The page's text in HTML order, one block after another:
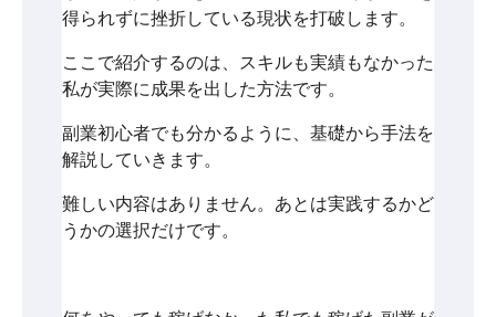
得られずに挫折している現状を打破します。
ここで紹介するのは、スキルも実績もなかった
私が実際に成果を出した方法です。
副業初心者でも分かるように、基礎から手法を
解説していきます。
難しい内容はありません。あとは実践するかど
うかの選択だけです。